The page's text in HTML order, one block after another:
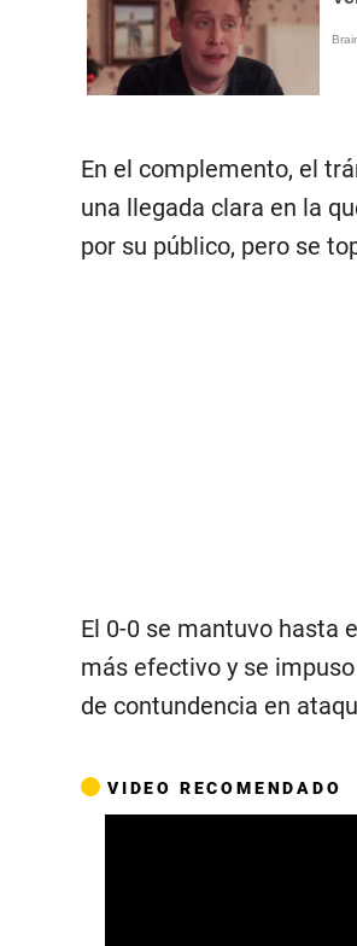
En el complemento, el
una llegada clara en la
por su público, pero se
El 0-0 se mantuvo hasta
más efectivo y se
de contundencia en
VIDEO RECOMENDADO